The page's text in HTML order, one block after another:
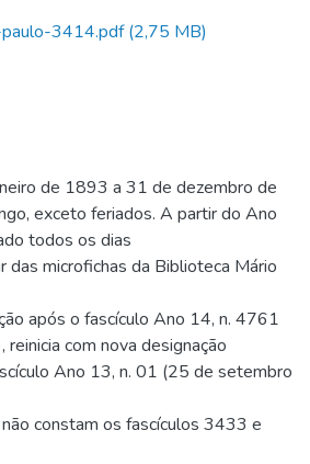
3414.pdf(2,75 MB)
de 1893 a 31 de dezembro de
exceto feriados. A partir do Ano
todos os dias
das microfichas da Biblioteca Mário
após o fascículo Ano 14, n. 4761
com nova designação
Ano 13, n. 01 (25 de setembro
constam os fascículos 3433 e